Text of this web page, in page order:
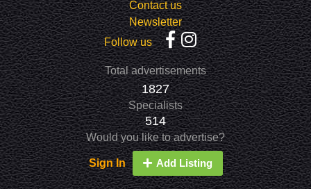
Contact us
Newsletter
Follow us
Total advertisements
1827
Specialists
514
Would you like to advertise?
Sign In Add Listing